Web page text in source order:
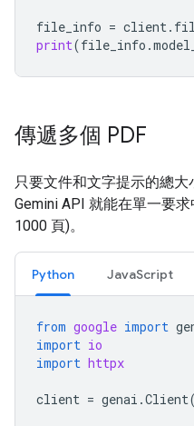
file_info = client.
print(file_info .
傳遞多個 PDF
只要文件和文字提示的總大
Gemini API 就能在單一要
1000 頁)。
Python JavaScript
from google import
import io
import httpx
client = genai .Client